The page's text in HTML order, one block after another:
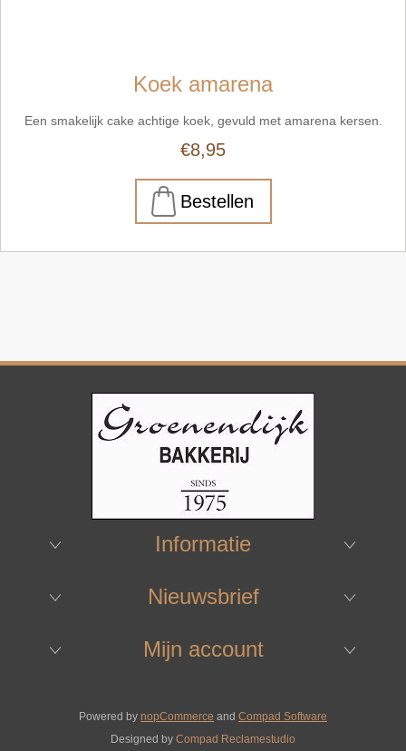
Koek amarena
Een smakelijk cake achtige koek, gevuld met amarena kersen.
€8,95
Informatie
Nieuwsbrief
Mijn account
Powered by nopCommerce and Compad Software
Designed by Compad Reclamestudio